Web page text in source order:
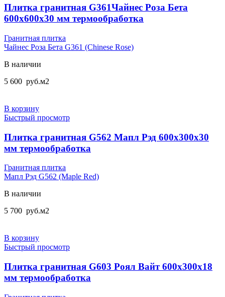
Плитка гранитная G361Чайнес Роза Бета
600x600x30 мм термообработка
Гранитная плитка
Чайнес Роза Бета G361 (Chinese Rose)
В наличии
5 600 руб.м2
В корзину
Быстрый просмотр
Плитка гранитная G562 Мапл Рэд 600x300x30
мм термообработка
Гранитная плитка
Мапл Рэд G562 (Maple Red)
В наличии
5 700 руб.м2
В корзину
Быстрый просмотр
Плитка гранитная G603 Роял Вайт 600х300х18
мм термообработка